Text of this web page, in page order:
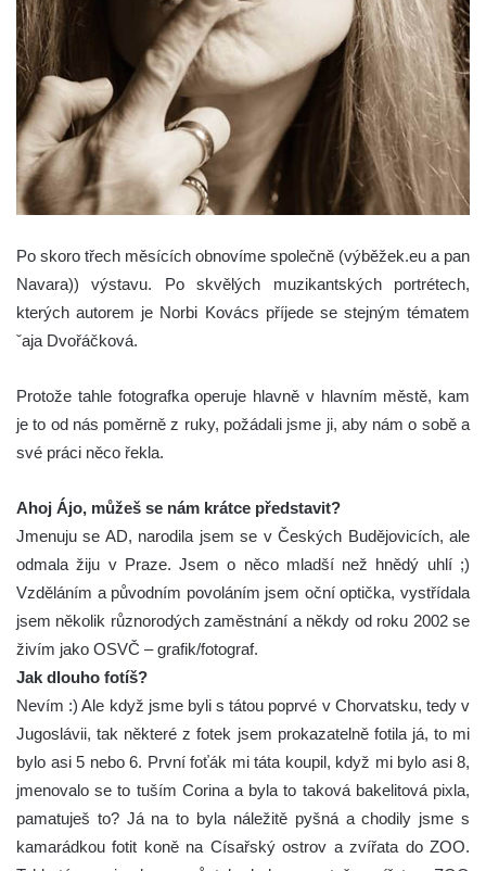
Po skoro třech měsících obnovíme společně (výběžek.eu a pan
Navara)) výstavu. Po skvělých muzikantských portrétech,
kterých autorem je Norbi Kovács příjede se stejným tématem
ˇaja Dvořáčková.
Protože tahle fotografka operuje hlavně v hlavním městě, kam
je to od nás poměrně z ruky, požádali jsme ji, aby nám o sobě a
své práci něco řekla.
Ahoj Ájo, můžeš se nám krátce představit?
Jmenuju se AD, narodila jsem se v Českých Budějovicích, ale
odmala žiju v Praze. Jsem o něco mladší než hnědý uhlí ;)
Vzděláním a původním povoláním jsem oční optička, vystřídala
jsem několik různorodých zaměstnání a někdy od roku 2002 se
živím jako OSVČ – grafik/fotograf.
Jak dlouho fotíš?
Nevím :) Ale když jsme byli s tátou poprvé v Chorvatsku, tedy v
Jugoslávii, tak některé z fotek jsem prokazatelně fotila já, to mi
bylo asi 5 nebo 6. První foťák mi táta koupil, když mi bylo asi 8,
jmenovalo se to tuším Corina a byla to taková bakelitová pixla,
pamatuješ to? Já na to byla náležitě pyšná a chodily jsme s
kamarádkou fotit koně na Císařský ostrov a zvířata do ZOO.